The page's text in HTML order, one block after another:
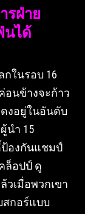
รฝ่าย
นได้
ในรอบ 16
นข้างจะก้าว
งอยู่ในอันดับ
นํา 15
องกันแชมป์
ล็อปป์ ดู
เมื่อพวกเขา
สกอร์แบบ